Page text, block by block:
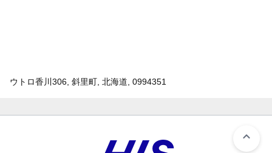
ウトロ香川306, 斜里町, 北海道, 0994351